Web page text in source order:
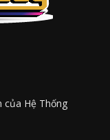
của Hệ Thống